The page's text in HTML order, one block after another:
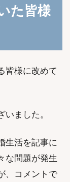
た皆様
皆様に改めて
ました。
生活を記事に
な問題が発生
、コメントで